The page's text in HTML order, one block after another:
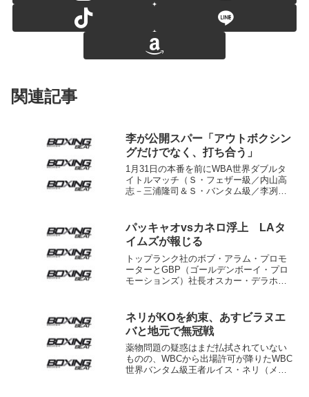
関連記事
李が公開スパー「アウトボクシン
グだけでなく、打ち合う」
1月31日の本番を前にWBA世界ダブルタ
イトルマッチ（Ｓ・フェザー級／内山高
志－三浦隆司＆Ｓ・バンタム級／李冽理
王者・李冽理が横浜光ジムでスパーリン
グを公開した。 ...
パッキャオvsカネロ浮上 LAタ
イムズが報じる
トップランク社のボブ・アラム・プロモ
ーターとGBP（ゴールデンボーイ・プロ
モーションズ）社長オスカー・デラホー
ス・タイムズ紙によるとマニー・パッキ
ャオ対サウル“カネロ”...
ネリがKOを約束、あすビラヌエ
バと地元で無冠戦
薬物問題の疑惑はまだ払拭されていない
ものの、WBCから出場許可が降りたWBC
世界バンタム級王者ルイス・ネリ（メキ